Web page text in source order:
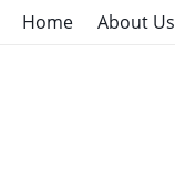
Home About Us